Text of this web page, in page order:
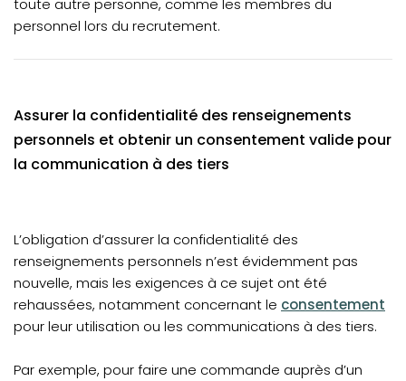
toute autre personne, comme les membres du
personnel lors du recrutement.
Assurer la confidentialité des renseignements
personnels et obtenir un consentement valide pour
la communication à des tiers
L’obligation d’assurer la confidentialité des
renseignements personnels n’est évidemment pas
nouvelle, mais les exigences à ce sujet ont été
rehaussées, notamment concernant le (opens in a new
consentement
pour leur utilisation ou les communications à des tiers.
Par exemple, pour faire une commande auprès d’un